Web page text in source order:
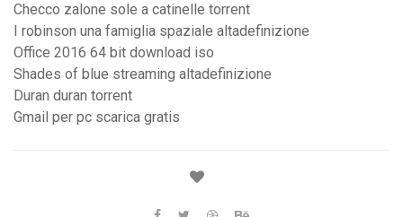
Checco zalone sole a catinelle torrent
I robinson una famiglia spaziale altadefinizione
Office 2016 64 bit download iso
Shades of blue streaming altadefinizione
Duran duran torrent
Gmail per pc scarica gratis